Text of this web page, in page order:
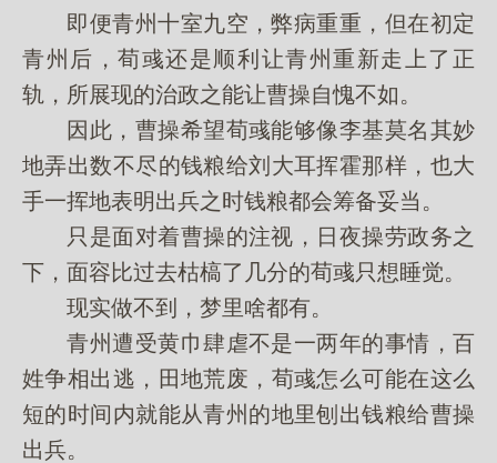
即便青州十室九空，弊病重重，但在初定
青州后，荀彧还是顺利让青州重新走上了正
轨，所展现的治政之能让曹操自愧不如。
因此，曹操希望荀彧能够像李基莫名其妙
地弄出数不尽的钱粮给刘大耳挥霍那样，也大
手一挥地表明出兵之时钱粮都会筹备妥当。
只是面对着曹操的注视，日夜操劳政务之
下，面容比过去枯槁了几分的荀彧只想睡觉。
现实做不到，梦里啥都有。
青州遭受黄巾肆虐不是一两年的事情，百
姓争相出逃，田地荒废，荀彧怎么可能在这么
短的时间内就能从青州的地里刨出钱粮给曹操
出兵。